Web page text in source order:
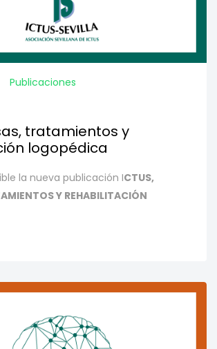
Publicaciones
tratamientos y
logopédica
la nueva publicación ICTUS,
Y REHABILITACIÓN